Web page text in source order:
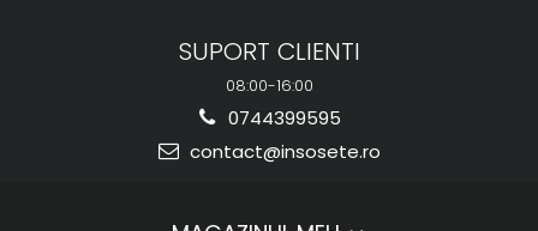
SUPORT CLIENTI
08:00-16:00
0744399595
contact@insosete.ro